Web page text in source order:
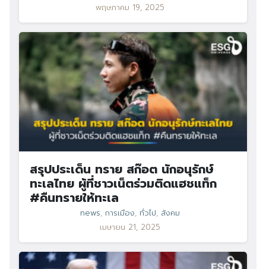
พฤษภาคม 19, 2025
สรุปประเด็น ทราย สก๊อต นักอนุรักษ์
ทะเลไทย ผู้ที่ชาวเน็ตร่วมติดแฮชแท็ก
#คืนทรายให้ทะเล
news, การเมือง, ทั่วไป, สังคม
เมษายน 21, 2025